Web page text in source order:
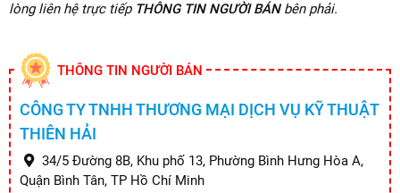
lòng liên hệ trực tiếp THÔNG TIN NGƯỜI BÁNbên phải.
THÔNG TIN NGƯỜI BÁN
CÔNG TY TNHH THƯƠNG MẠI DỊCH VỤ KỸ THUẬT
THIÊN HẢI
34/5 Đường 8B, Khu phố 13, Phường Bình Hưng Hòa A,
Quận Bình Tân, TP Hồ Chí Minh